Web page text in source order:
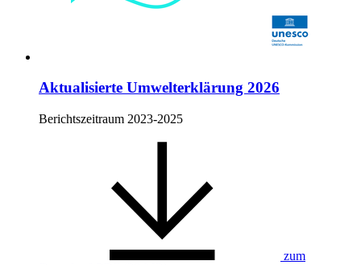
Aktualisierte Umwelterklärung 2026
Berichtszeitraum 2023-2025
zum